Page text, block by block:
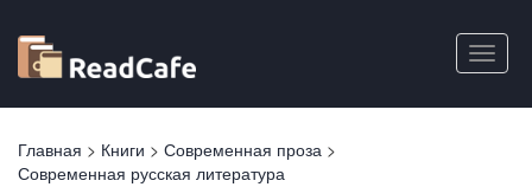
основному
содержанию
Toggle
Вы
здесь
Главная > Книги > Современная проза >
Современная русская литература